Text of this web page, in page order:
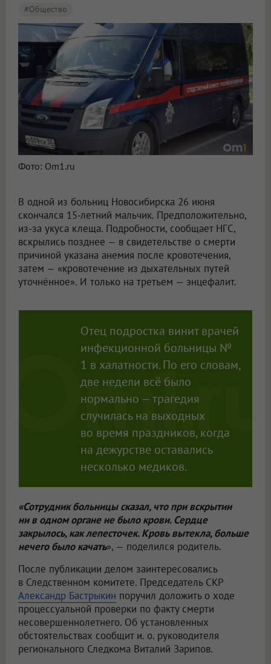
#Общество
Фото: Om1.ru
В одной из больниц Новосибирска 26 июня
скончался 15-летний мальчик. Предположительно,
из-за укуса клеща. Подробности, сообщает НГС,
вскрылись позднее — в свидетельстве о смерти
причиной указана анемия после кровотечения,
затем — «кровотечение из дыхательных путей
уточнённое». И только на третьем — энцефалит.
Отец подростка винит врачей
инфекционной больницы №
1 в халатности. По его словам,
две недели всё было
нормально — трагедия
случилась на выходных
во время праздников, когда
на дежурстве оставались
несколько медиков.
«Сотрудник больницы сказал, что при вскрытии
ни в одном органе не было крови. Сердце
закрылось, как лепесточек. Кровь вытекла, больше
нечего было качать», — поделился родитель.
После публикации делом заинтересовались
в Следственном комитете. Председатель СКР
Александр Бастрыкин поручил доложить о ходе
процессуальной проверки по факту смерти
несовершеннолетнего. Об установленных
обстоятельствах сообщит и. о. руководителя
регионального Следкома Виталий Зарипов.